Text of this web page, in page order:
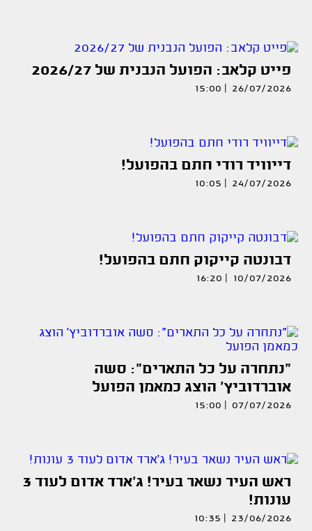
פייט קלאב: הפועל הנבנית של 2026/27
26/07/2026 | 15:00
דייוויד רודי חתם בהפועל!
24/07/2026 | 10:05
דבונטה קייקוק חתם בהפועל!
10/07/2026 | 16:20
"נתחרה על כל התארים": סשה
אוברדוביץ' הוצג כמאמן הפועל
07/07/2026 | 15:00
ראש העיר נשאר בעיר! ג׳ארד אדום לעוד 3
עונות!
23/06/2026 | 10:35